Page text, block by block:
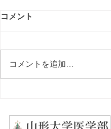
ご案内
コメント
コメントを追加…